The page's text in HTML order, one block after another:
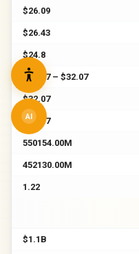
$26.09
$26.43
$24.8
$17.07 – $32.07
$32.07
$17.07
550154.00M
452130.00M
1.22
$1.1B
AI